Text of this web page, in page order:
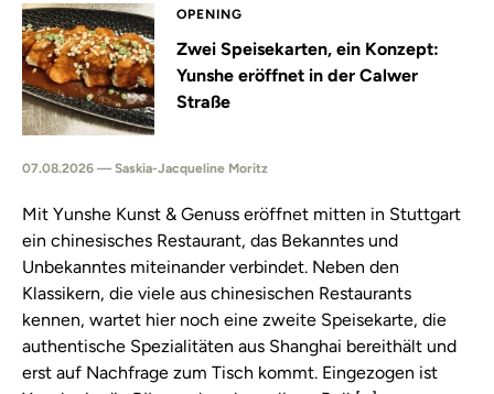
OPENING
Zwei Speisekarten, ein Konzept:
Yunshe eröffnet in der Calwer
Straße
07.08.2026 — Saskia-Jacqueline Moritz
Mit Yunshe Kunst & Genuss eröffnet mitten in Stuttgart
ein chinesisches Restaurant, das Bekanntes und
Unbekanntes miteinander verbindet. Neben den
Klassikern, die viele aus chinesischen Restaurants
kennen, wartet hier noch eine zweite Speisekarte, die
authentische Spezialitäten aus Shanghai bereithält und
erst auf Nachfrage zum Tisch kommt. Eingezogen ist